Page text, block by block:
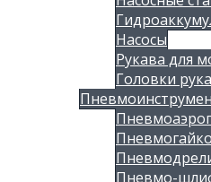
Насосы
Рукава для
Головки
Пневмо-